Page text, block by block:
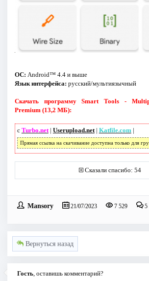
ОС: Android™ 4.4 и выше
Язык интерфейса: русский/мультиязычный
Скачать программу Smart Tools -
Premium (13,2 МБ):
с Turbo.net| Userupload.net| Katfile.com|
Прямая ссылка на скачивание доступна только для
Сказали спасибо: 54
Mansory 21/07/2023 7 529 5
Вернуться назад
Гость, оставишь комментарий?